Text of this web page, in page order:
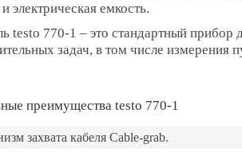
электрическая емкость.
testo 770-1 – это стандартный прибор
задач, в том числе измерения
преимущества testo 770-1
захвата кабеля Cable-grab.